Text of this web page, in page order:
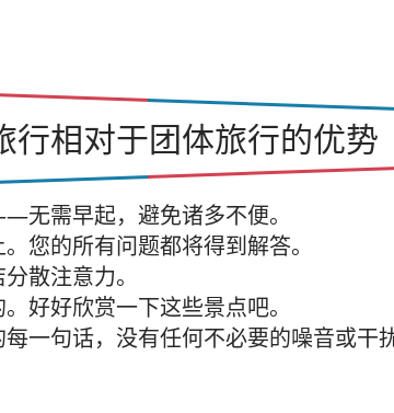
行相对于团体旅行的优势
无需早起，避免诸多不便。
您的所有问题都将得到解答。
散注意力。
好好欣赏一下这些景点吧。
一句话，没有任何不必要的噪音或干